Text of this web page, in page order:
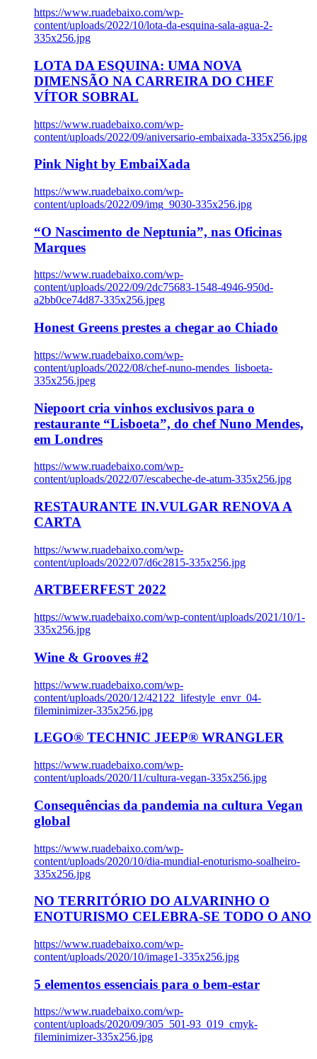
https://www.ruadebaixo.com/wp-
content/uploads/2022/10/lota-da-esquina-sala-agua-2-
335x256.jpg
LOTA DA ESQUINA: UMA NOVA
DIMENSÃO NA CARREIRA DO CHEF
VÍTOR SOBRAL
https://www.ruadebaixo.com/wp-
content/uploads/2022/09/aniversario-embaixada-335x256.jpg
Pink Night by EmbaiXada
https://www.ruadebaixo.com/wp-
content/uploads/2022/09/img_9030-335x256.jpg
“O Nascimento de Neptunia”, nas Oficinas
Marques
https://www.ruadebaixo.com/wp-
content/uploads/2022/09/2dc75683-1548-4946-950d-
a2bb0ce74d87-335x256.jpeg
Honest Greens prestes a chegar ao Chiado
https://www.ruadebaixo.com/wp-
content/uploads/2022/08/chef-nuno-mendes_lisboeta-
335x256.jpeg
Niepoort cria vinhos exclusivos para o
restaurante “Lisboeta”, do chef Nuno Mendes,
em Londres
https://www.ruadebaixo.com/wp-
content/uploads/2022/07/escabeche-de-atum-335x256.jpg
RESTAURANTE IN.VULGAR RENOVA A
CARTA
https://www.ruadebaixo.com/wp-
content/uploads/2022/07/d6c2815-335x256.jpg
ARTBEERFEST 2022
https://www.ruadebaixo.com/wp-content/uploads/2021/10/1-
335x256.jpg
Wine & Grooves #2
https://www.ruadebaixo.com/wp-
content/uploads/2020/12/42122_lifestyle_envr_04-
fileminimizer-335x256.jpg
LEGO® TECHNIC JEEP® WRANGLER
https://www.ruadebaixo.com/wp-
content/uploads/2020/11/cultura-vegan-335x256.jpg
Consequências da pandemia na cultura Vegan
global
https://www.ruadebaixo.com/wp-
content/uploads/2020/10/dia-mundial-enoturismo-soalheiro-
335x256.jpg
NO TERRITÓRIO DO ALVARINHO O
ENOTURISMO CELEBRA-SE TODO O ANO
https://www.ruadebaixo.com/wp-
content/uploads/2020/10/image1-335x256.jpg
5 elementos essenciais para o bem-estar
https://www.ruadebaixo.com/wp-
content/uploads/2020/09/305_501-93_019_cmyk-
fileminimizer-335x256.jpg